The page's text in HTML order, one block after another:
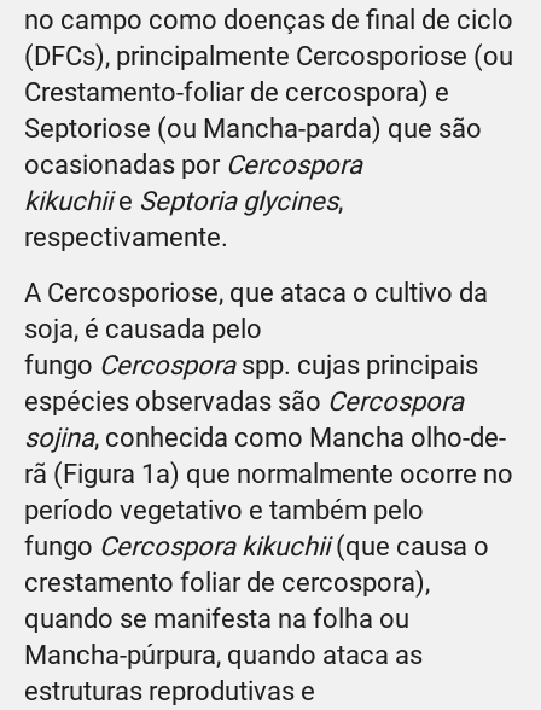
no campo como doenças de final de ciclo
(DFCs), principalmente Cercosporiose (ou
Crestamento-foliar de cercospora) e
Septoriose (ou Mancha-parda) que são
ocasionadas por Cercospora
kikuchiie Septoria glycines,
respectivamente.
A Cercosporiose, que ataca o cultivo da
soja, é causada pelo
fungo Cercosporaspp. cujas principais
espécies observadas são Cercospora
sojina, conhecida como Mancha olho-de-
rã (Figura 1a) que normalmente ocorre no
período vegetativo e também pelo
fungo Cercospora kikuchii(que causa o
crestamento foliar de cercospora),
quando se manifesta na folha ou
Mancha-púrpura, quando ataca as
estruturas reprodutivas e